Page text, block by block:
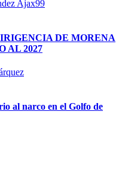
Ajax99
DE MORENA
AL 2027
al narco en el Golfo de